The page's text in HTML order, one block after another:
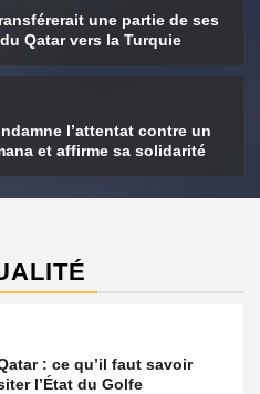
une partie de ses
Qatar vers la Turquie
l’attentat contre un
et affirme sa solidarité
: ce qu’il faut savoir
l’État du Golfe